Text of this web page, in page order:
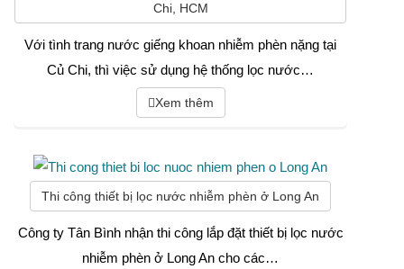
Chi, HCM
Với tình trang nước giếng khoan nhiễm phèn nặng tại
Củ Chi, thì việc sử dụng hệ thống lọc nước…
Xem thêm
Thi công thiết bị lọc nước nhiễm phèn ở Long An
Công ty Tân Bình nhận thi công lắp đặt thiết bị lọc nước
nhiễm phèn ở Long An cho các…